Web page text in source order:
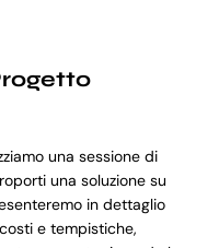
una sessione di
una soluzione su
in dettaglio
e tempistiche,